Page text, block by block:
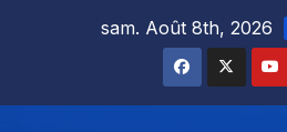
sam. Août 8th, 2026